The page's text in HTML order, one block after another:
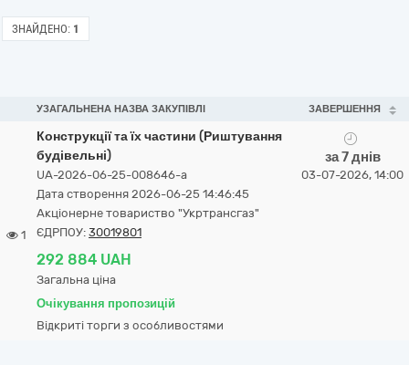
ЗНАЙДЕНО: 1
УЗАГАЛЬНЕНА НАЗВА ЗАКУПІВЛІ ЗАВЕРШЕННЯ
1
Конструкції та їх частини (Риштування
будівельні)
UA-2026-06-25-008646-a
Дата створення 2026-06-25 14:46:45
Акціонерне товариство "Укртрансгаз"
ЄДРПОУ: 30019801
292 884 UAH
Загальна ціна
Очікування пропозицій
Відкриті торги з особливостями
за 7 днів
03-07-2026, 14:00